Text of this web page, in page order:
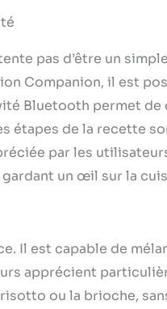
compte à rebours de 10
pas d’être un
Companion, il est
Bluetooth permet
étapes de la recette
par les
un œil sur la
Il est capable de
apprécient
ou la brioche,